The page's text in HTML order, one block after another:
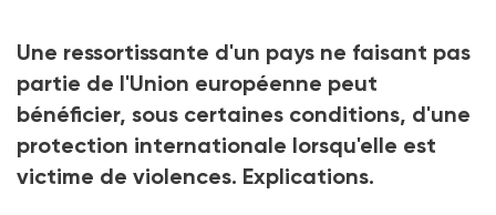
Une ressortissante d'un pays ne faisant pas
partie de l'Union européenne peut
bénéficier, sous certaines conditions, d'une
protection internationale lorsqu'elle est
victime de violences. Explications.